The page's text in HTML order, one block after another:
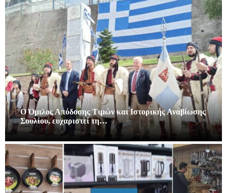
Ο Όμιλος Απόδοσης Τιμών και Ιστορικής Αναβίωσης
Σουλίου, ευχαριστεί τη…